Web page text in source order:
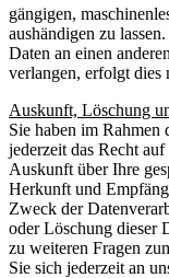
gängigen,
aushändigen zu
Daten an einen
verlangen, erfolgt dies
Auskunft, Löschung
Sie haben im Rahmen
jederzeit das Recht
Auskunft über Ihre
Herkunft und
Zweck der
oder Löschung dieser
zu weiteren Fragen
Sie sich jederzeit an